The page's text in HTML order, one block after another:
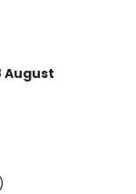
August